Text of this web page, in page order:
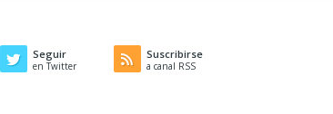
Seguir
en Twitter
Suscribirse
a canal RSS